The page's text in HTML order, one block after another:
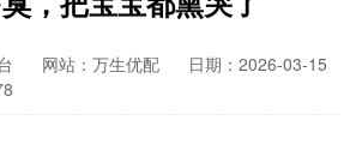
网站：万生优配
日期：2026-03-15